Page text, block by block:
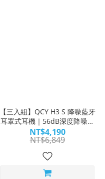
【三入組】QCY H3 S 降噪藍牙
耳罩式耳機｜56dB深度降噪・
Hi-Res音質｜WitsPer智選家
NT$4,190
NT$6,849